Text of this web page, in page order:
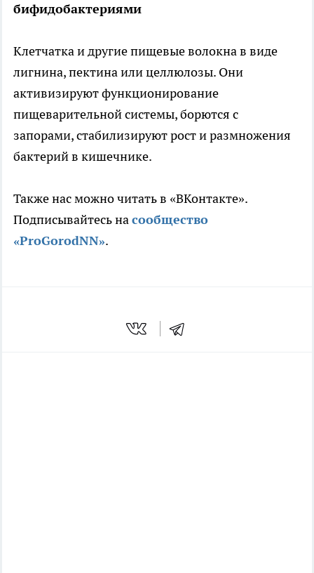
бифидобактериями
Клетчатка и другие пищевые волокна в виде
лигнина, пектина или целлюлозы. Они
активизируют функционирование
пищеварительной системы, борются с
запорами, стабилизируют рост и размножения
бактерий в кишечнике.
Также нас можно читать в «ВКонтакте».
Подписывайтесь насообщество
«ProGorodNN».